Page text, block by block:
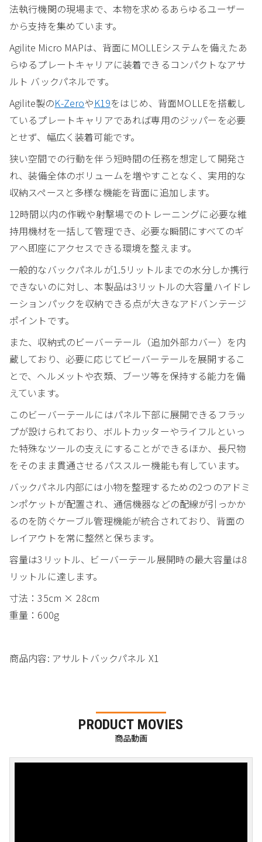
法執行機関の現場まで、本物を求めるあらゆるユーザー
から支持を集めています。
Agilite Micro MAPは、背面にMOLLEシステムを備えたあ
らゆるプレートキャリアに装着できるコンパクトなアサ
ルト バックパネルです。
Agilite製のK-ZeroやK19をはじめ、背面MOLLEを搭載し
ているプレートキャリアであれば専用のジッパーを必要
とせず、幅広く装着可能です。
狭い空間での行動を伴う短時間の任務を想定して開発さ
れ、装備全体のボリュームを増やすことなく、実用的な
収納スペースと多様な機能を背面に追加します。
12時間以内の作戦や射撃場でのトレーニングに必要な維
持用機材を一括して管理でき、必要な瞬間にすべてのギ
アへ即座にアクセスできる環境を整えます。
一般的なバックパネルが1.5リットルまでの水分しか携行
できないのに対し、本製品は3リットルの大容量ハイドレ
ーションパックを収納できる点が大きなアドバンテージ
ポイントです。
また、収納式のビーバーテール（追加外部カバー）を内
蔵しており、必要に応じてビーバーテールを展開するこ
とで、ヘルメットや衣類、ブーツ等を保持する能力を備
えています。
このビーバーテールにはパネル下部に展開できるフラッ
プが設けられており、ボルトカッターやライフルといっ
た特殊なツールの支えにすることができるほか、長尺物
をそのまま貫通させるパススルー機能も有しています。
バックパネル内部には小物を整理するための2つのアドミ
ンポケットが配置され、通信機器などの配線が引っかか
るのを防ぐケーブル管理機能が統合されており、背面の
レイアウトを常に整然と保ちます。
容量は3リットル、ビーバーテール展開時の最大容量は8
リットルに達します。
寸法：35cm × 28cm
重量：600g
商品内容: アサルトバックパネル X1
PRODUCT MOVIES
商品動画